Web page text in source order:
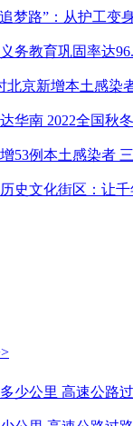
梦路”：从护工变
务教育巩固率达
53例本土感染者
史文化街区：让
少公里 高速公路